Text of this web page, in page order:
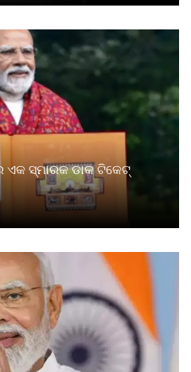
ସ୍ମାରକ ଡାକ ଟିକେଟ୍‌